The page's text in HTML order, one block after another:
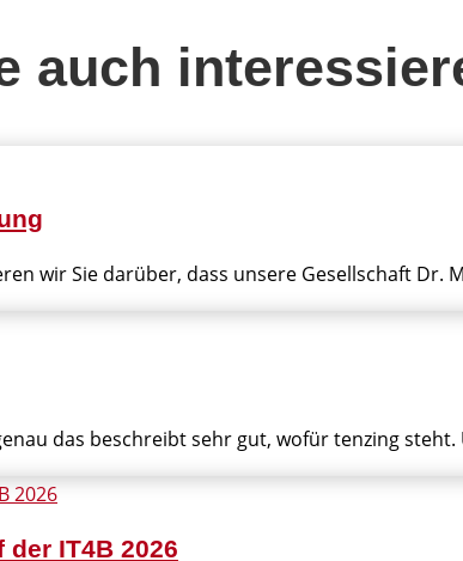
auch
wir Sie darüber, dass unsere Gesellschaft Dr.
das beschreibt sehr gut, wofür tenzing
IT4B 2026